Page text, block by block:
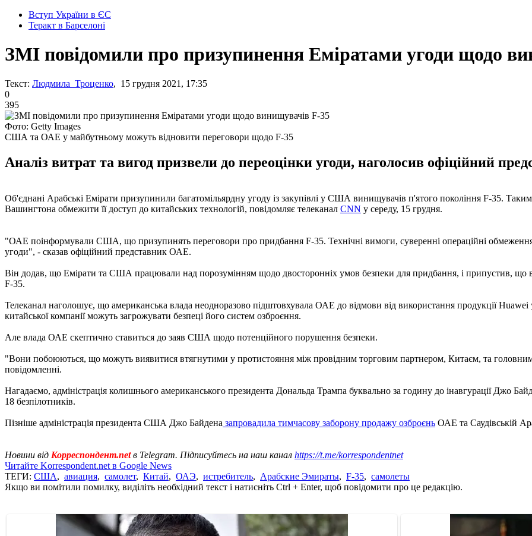
Вступ України в ЄС
Теракт в Барселоні
ЗМІ повідомили про призупинення Еміратами угоди щодо
Текст: Людмила Троценко, 15 грудня 2021, 17:35
0
395
Фото: Getty Images
США та ОАЕ у майбутньому можуть відновити переговори щодо F-35
Аналіз витрат та вигод призвели до переоцінки угоди, наголосив офіційний
Об'єднані Арабські Емірати призупинили багатомільярдну угоду із закупівлі у США винищувачів п'ятого покоління F-35.
Вашингтона обмежити її доступ до китайських технологій, повідомляє телеканал CNN у середу, 15 грудня.
"ОАЕ поінформували США, що призупинять переговори про придбання F-35. Технічні вимоги, суверенні операційні
угоди", - сказав офіційний представник ОАЕ.
Він додав, що Емірати та США працювали над порозумінням щодо двосторонніх умов безпеки для придбання, і припустив, що
F-35.
Телеканал наголошує, що американська влада неодноразово підштовхувала ОАЕ до відмови від використання продукції
китайської компанії можуть загрожувати безпеці його систем озброєння.
Але влада ОАЕ скептично ставиться до заяв США щодо потенційного порушення безпеки.
"Вони побоюються, що можуть виявитися втягнутими у протистояння між провідним торговим партнером, Китаєм, та
повідомленні.
Нагадаємо, адміністрація колишнього американського президента Дональда Трампа буквально за годину до інавгурації Джо
18 безпілотників.
Пізніше адміністрація президента США Джо Байдена запровадила тимчасову заборону продажу озброєнь ОАЕ та Саудівській
Новини від Корреспондент.netв Telegram. Підписуйтесь на наш канал https://t.me/korrespondentnet
Читайте Korrespondent.net в Google News
ТЕГИ: США, авиация, самолет, Китай, ОАЭ, истребитель, Арабские Эмираты, F-35, самолеты
Якщо ви помітили помилку, виділіть необхідний текст і натисніть Ctrl + Enter, щоб повідомити про це редакцію.